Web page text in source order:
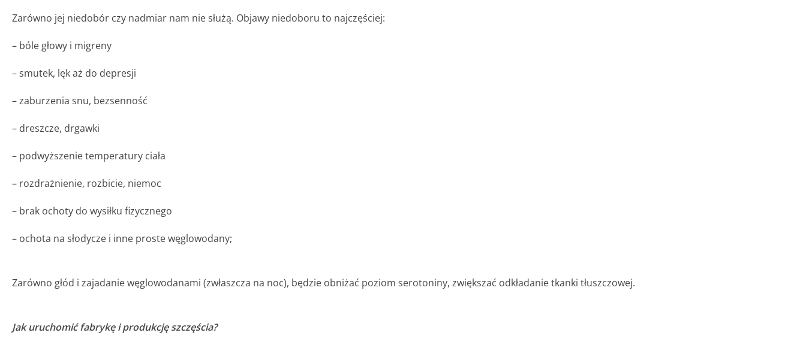
Zarówno jej niedobór czy nadmiar nam nie służą. Objawy niedoboru to najczęściej:
– bóle głowy i migreny
– smutek, lęk aż do depresji
– zaburzenia snu, bezsenność
– dreszcze, drgawki
– podwyższenie temperatury ciała
– rozdrażnienie, rozbicie, niemoc
– brak ochoty do wysiłku fizycznego
– ochota na słodycze i inne proste węglowodany;
Zarówno głód i zajadanie węglowodanami (zwłaszcza na noc), będzie obniżać poziom serotoniny, zwiększać odkładanie tkanki tłuszczowej.
Jak uruchomić fabrykę i produkcję szczęścia?